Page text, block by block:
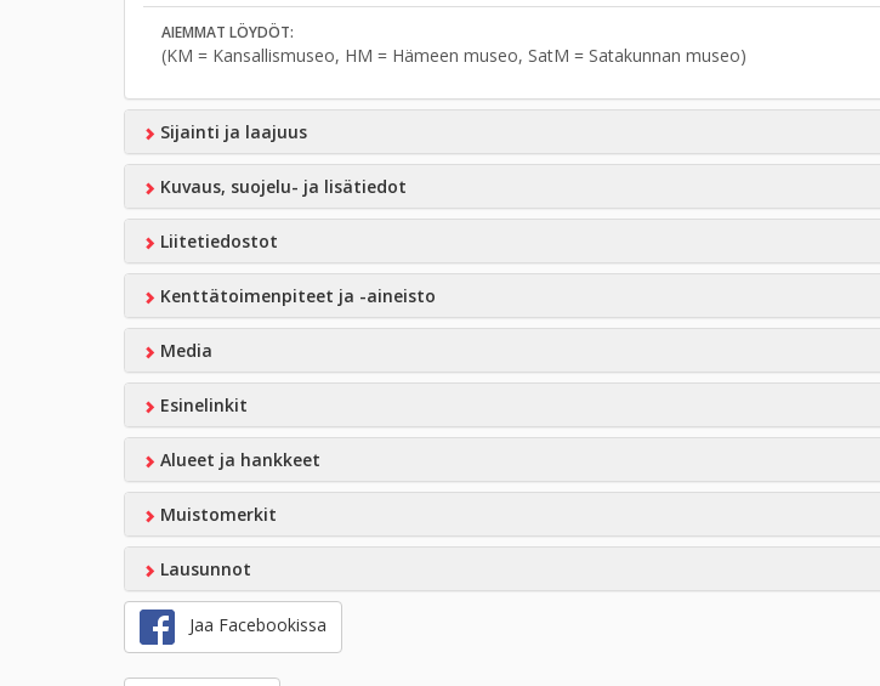
AIEMMAT LÖYDÖT:
(KM = Kansallismuseo, HM = Hämeen museo, SatM = Satakunnan museo)
Sijainti ja laajuus
Kuvaus, suojelu- ja lisätiedot
Liitetiedostot
Kenttätoimenpiteet ja -aineisto
Media
Esinelinkit
Alueet ja hankkeet
Muistomerkit
Lausunnot
Jaa Facebookissa